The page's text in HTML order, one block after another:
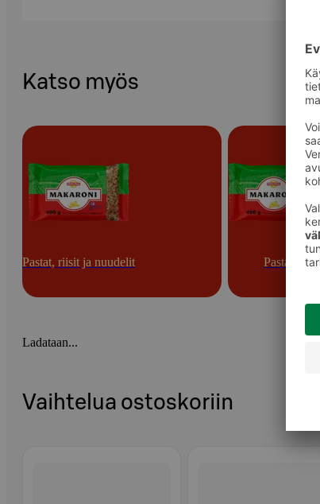
Katso myös
Pastat, riisit ja nuudelit Pastat
Ladataan...
Vaihtelua ostoskoriin